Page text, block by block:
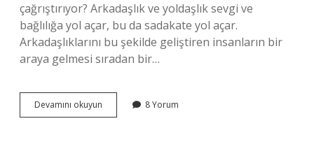
çağrıştırıyor? Arkadaşlık ve yoldaşlık sevgi ve
bağlılığa yol açar, bu da sadakate yol açar.
Arkadaşlıklarını bu şekilde geliştiren insanların bir
araya gelmesi sıradan bir…
Devamını okuyun Arkadaş
Nasıl
8 Yorum